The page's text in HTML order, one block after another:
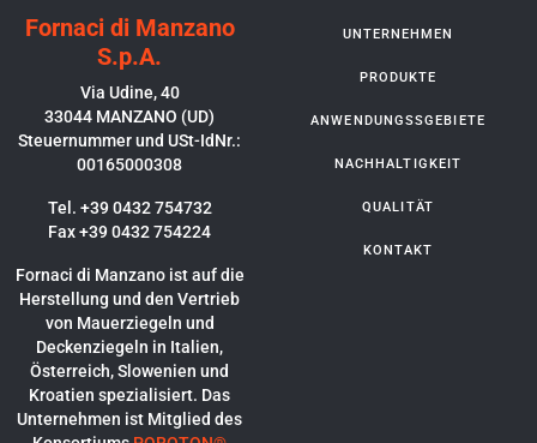
Fornaci di Manzano
S.p.A.
Via Udine, 40
33044 MANZANO (UD)
Steuernummer und USt-IdNr.:
00165000308
Tel. +39 0432 754732
Fax +39 0432 754224
Fornaci di Manzano ist auf die
Herstellung und den Vertrieb
von Mauerziegeln und
Deckenziegeln in Italien,
Österreich, Slowenien und
Kroatien spezialisiert. Das
Unternehmen ist Mitglied des
UNTERNEHMEN
PRODUKTE
ANWENDUNGSSGEBIETE
NACHHALTIGKEIT
QUALITÄT
KONTAKT